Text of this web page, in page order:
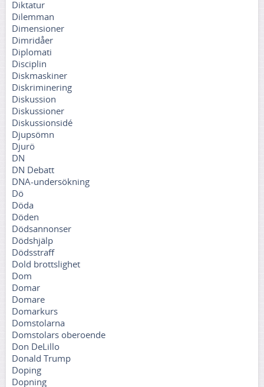
Diktatur
Dilemman
Dimensioner
Dimridåer
Diplomati
Disciplin
Diskmaskiner
Diskriminering
Diskussion
Diskussioner
Diskussionsidé
Djupsömn
Djurö
DN
DN Debatt
DNA-undersökning
Dö
Döda
Döden
Dödsannonser
Dödshjälp
Dödsstraff
Dold brottslighet
Dom
Domar
Domare
Domarkurs
Domstolarna
Domstolars oberoende
Don DeLillo
Donald Trump
Doping
Dopning